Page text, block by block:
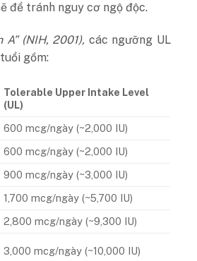
để tránh nguy cơ ngộ độc.
A” (NIH, 2001), các ngưỡng UL
gồm:
Tolerable Upper Intake Level
(UL)
600 mcg/ngày (~2,000 IU)
600 mcg/ngày (~2,000 IU)
900 mcg/ngày (~3,000 IU)
1,700 mcg/ngày (~5,700 IU)
2,800 mcg/ngày (~9,300 IU)
3,000 mcg/ngày (~10,000 IU)